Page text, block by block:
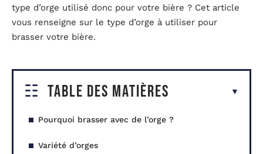
type d’orge utilisé donc pour votre bière ? Cet article
vous renseigne sur le type d’orge à utiliser pour
brasser votre bière.
Table des matières
Pourquoi brasser avec de l’orge ?
Variété d’orges